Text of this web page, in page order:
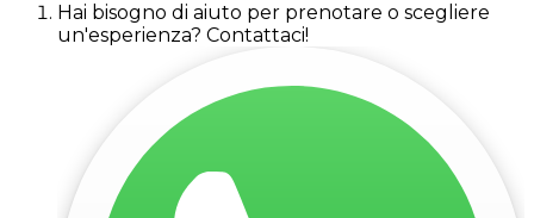
Hai bisogno di aiuto per prenotare o scegliere
un'esperienza? Contattaci!